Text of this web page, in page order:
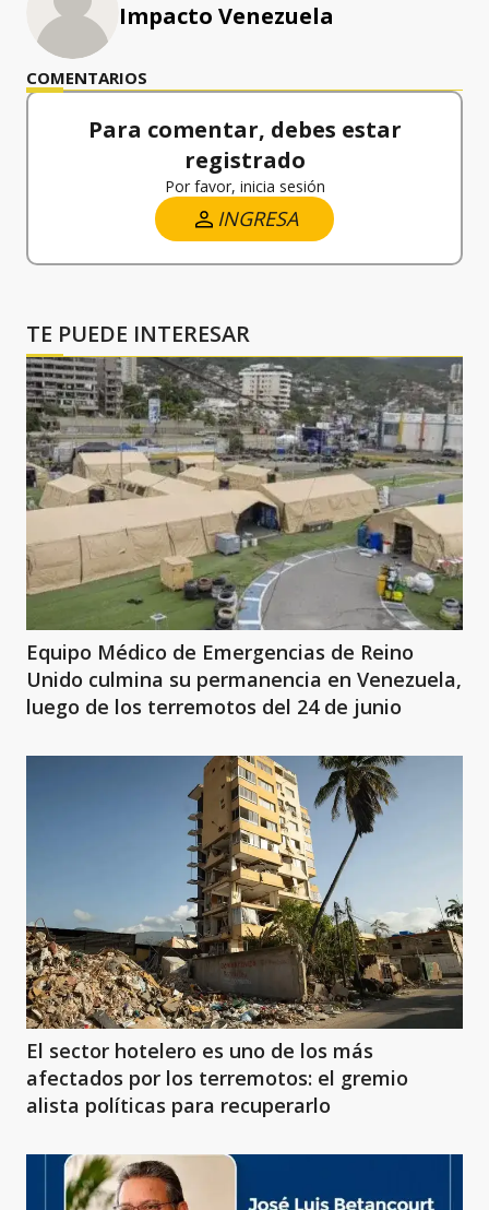
Impacto Venezuela
COMENTARIOS
Para comentar, debes estar
registrado
Por favor, inicia sesión
INGRESA
TE PUEDE INTERESAR
Equipo Médico de Emergencias de Reino
Unido culmina su permanencia en Venezuela,
luego de los terremotos del 24 de junio
El sector hotelero es uno de los más
afectados por los terremotos: el gremio
alista políticas para recuperarlo